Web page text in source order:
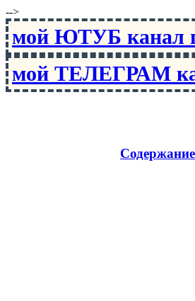
-->
мой ЮТУБ канал
мой ТЕЛЕГРАМ
Содержание